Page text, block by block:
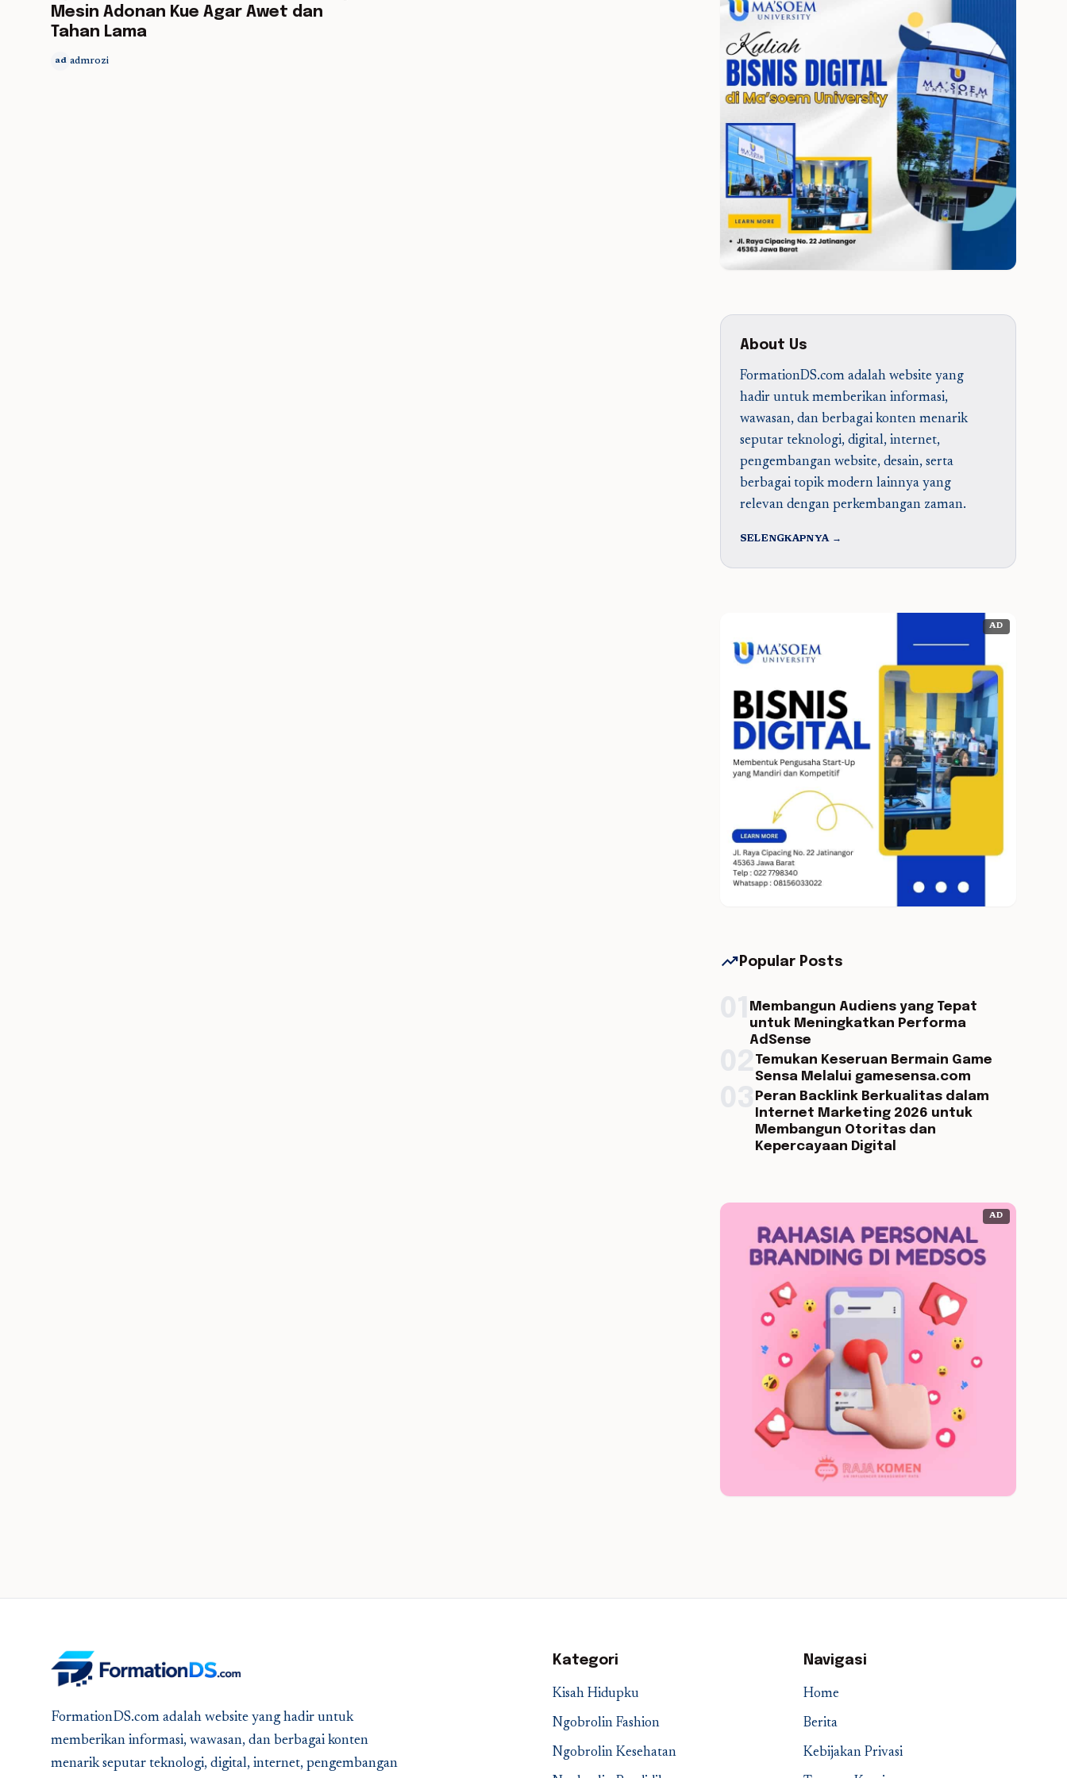
Mesin Adonan Kue Agar Awet dan
Tahan Lama
ad admrozi
About Us
FormationDS.com adalah website yang
hadir untuk memberikan informasi,
wawasan, dan berbagai konten menarik
seputar teknologi, digital, internet,
pengembangan website, desain, serta
berbagai topik modern lainnya yang
relevan dengan perkembangan zaman.
SELENGKAPNYA →
AD
trending_up Popular Posts
Membangun Audiens yang Tepat
untuk Meningkatkan Performa
AdSense
Temukan Keseruan Bermain Game
Sensa Melalui gamesensa.com
Peran Backlink Berkualitas dalam
Internet Marketing 2026 untuk
Membangun Otoritas dan
Kepercayaan Digital
AD
FormationDS.com adalah website yang hadir untuk
memberikan informasi, wawasan, dan berbagai konten
menarik seputar teknologi, digital, internet, pengembangan
Kategori
Kisah Hidupku
Ngobrolin Fashion
Ngobrolin Kesehatan
Navigasi
Home
Berita
Kebijakan Privasi